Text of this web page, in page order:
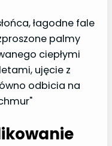
łagodne fale
palmy
ciepłymi
ujęcie z
odbicia na